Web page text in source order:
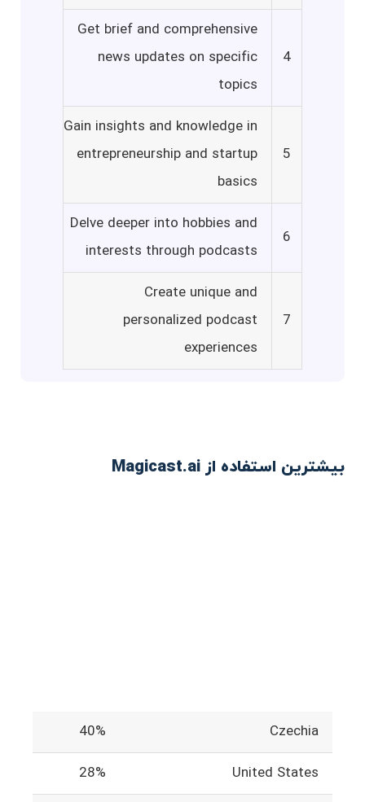
4
Get brief and comprehensive
news updates on specific
topics
5
Gain insights and knowledge in
entrepreneurship and startup
basics
6
Delve deeper into hobbies and
interests through podcasts
7
Create unique and
personalized podcast
experiences
بیشترین استفاده از Magicast.ai
Czechia
40%
United States
28%